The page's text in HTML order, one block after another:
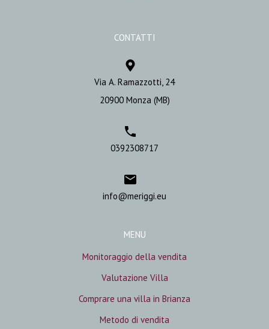
CONTATTI
Via A. Ramazzotti, 24
20900 Monza (MB)
0392308717
info@meriggi.eu
MENU
Monitoraggio della vendita
Valutazione Villa
Comprare una villa in Brianza
Metodo di vendita